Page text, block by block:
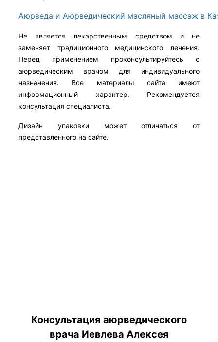
Аюрведа и Аюрведический масляный массаж в
Не является лекарственным средством и не
заменяет традиционного медицинского лечения.
Перед применением проконсультируйтесь с
аюрведическим врачом для индивидуального
назначения. Все материалы сайта имеют
информационный характер. Рекомендуется
консультация специалиста.
Дизайн упаковки может отличаться от
представленного на сайте.
Консультация аюрведического
врача Иевлева Алексея